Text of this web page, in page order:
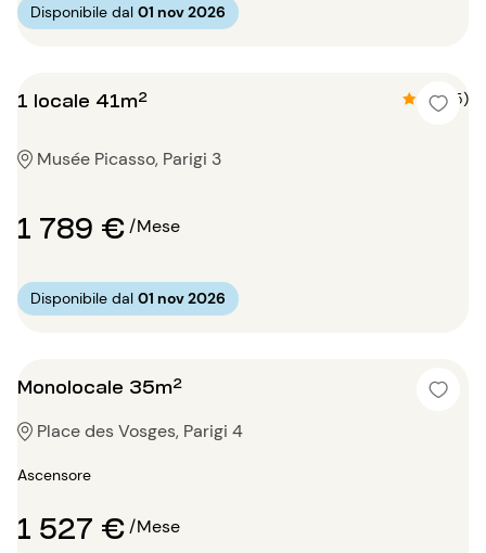
Disponibile dal 01 nov 2026
1 locale 41m² 4.8 (5)
Musée Picasso, Parigi 3
1 789 €/Mese
Disponibile dal 01 nov 2026
Monolocale 35m²
Place des Vosges, Parigi 4
Ascensore
1 527 €/Mese